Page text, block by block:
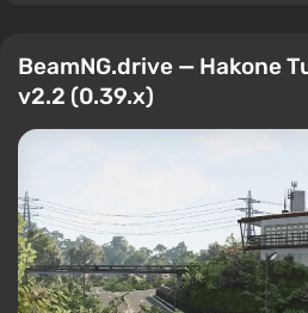
BeamNG.drive — Hakone
v2.2 (0.39.x)